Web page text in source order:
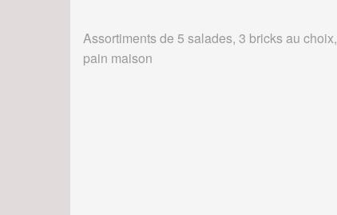
Assortiments de 5 salades, 3 bricks au choix,
pain maison